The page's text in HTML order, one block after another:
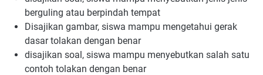
berguling atau berpindah tempat
Disajikan gambar, siswa mampu mengetahui gerak
dasar tolakan dengan benar
disajikan soal, siswa mampu menyebutkan salah satu
contoh tolakan dengan benar